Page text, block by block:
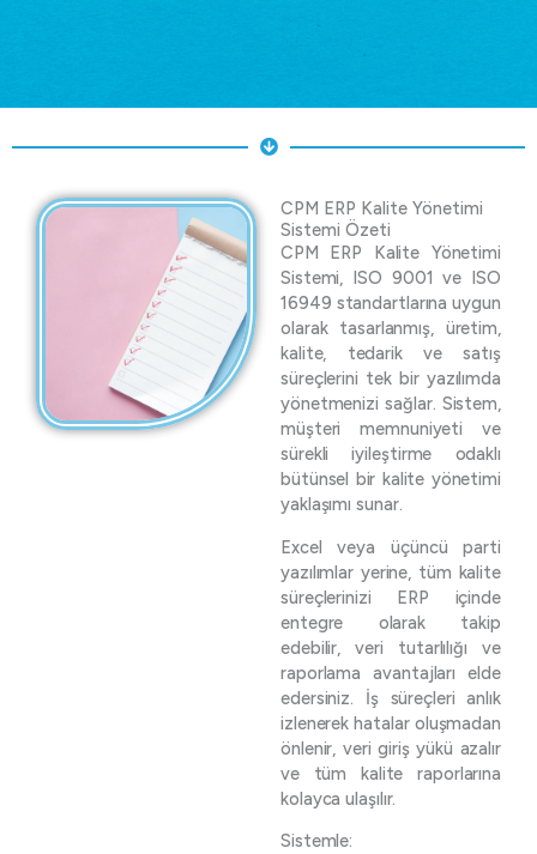
CPM ERP Kalite Yönetimi
Sistemi Özeti
CPM ERP Kalite Yönetimi
Sistemi, ISO 9001 ve ISO
16949 standartlarına uygun
olarak tasarlanmış, üretim,
kalite, tedarik ve satış
süreçlerini tek bir yazılımda
yönetmenizi sağlar. Sistem,
müşteri memnuniyeti ve
sürekli iyileştirme odaklı
bütünsel bir kalite yönetimi
yaklaşımı sunar.
Excel veya üçüncü parti
yazılımlar yerine, tüm kalite
süreçlerinizi ERP içinde
entegre olarak takip
edebilir, veri tutarlılığı ve
raporlama avantajları elde
edersiniz. İş süreçleri anlık
izlenerek hatalar oluşmadan
önlenir, veri giriş yükü azalır
ve tüm kalite raporlarına
kolayca ulaşılır.
Sistemle: